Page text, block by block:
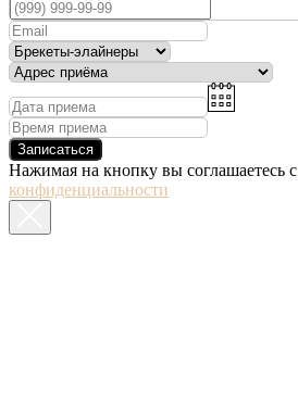
Записаться
Нажимая на кнопку вы соглашаетесь с
конфиденциальности